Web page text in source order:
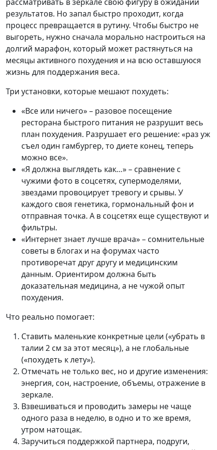
результатов. Но запал быстро проходит, когда
процесс превращается в рутину. Чтобы быстро не
выгореть, нужно сначала морально настроиться на
долгий марафон, который может растянуться на
месяцы активного похудения и на всю оставшуюся
жизнь для поддержания веса.
Три установки, которые мешают похудеть:
«Все или ничего» – разовое посещение
ресторана быстрого питания не разрушит весь
план похудения. Разрушает его решение: «раз уж
съел один гамбургер, то диете конец, теперь
можно все».
«Я должна выглядеть как…» – сравнение с
чужими фото в соцсетях, супермоделями,
звездами провоцирует тревогу и срывы. У
каждого своя генетика, гормональный фон и
отправная точка. А в соцсетях еще существуют и
фильтры.
«Интернет знает лучше врача» – сомнительные
советы в блогах и на форумах часто
противоречат друг другу и медицинским
данным. Ориентиром должна быть
доказательная медицина, а не чужой опыт
похудения.
Что реально помогает:
Ставить маленькие конкретные цели («убрать в
талии 2 см за этот месяц»), а не глобальные
(«похудеть к лету»).
Отмечать не только вес, но и другие изменения:
энергия, сон, настроение, объемы, отражение в
зеркале.
Взвешиваться и проводить замеры не чаще
одного раза в неделю, в одно и то же время,
утром натощак.
Заручиться поддержкой партнера, подруги,